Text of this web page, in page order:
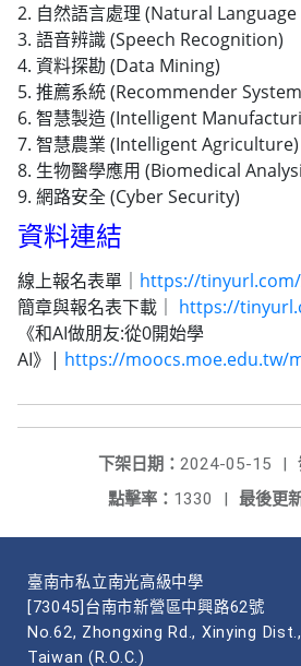
2. 自然語言處理 (Natural
3. 語音辨識 (Speech Recognition)
4. 資料探勘 (Data Mining)
5. 推薦系統 (Recommender
6. 智慧製造 (Intelligent
7. 智慧農業 (Intelligent Agriculture)
8. 生物醫學應用 (Biomedical
9. 網路安全 (Cyber Security)
資料連結
線上報名表單｜ https://
簡章與報名表下載｜ https://
《和AI做朋友:從0開始學
AI》| https://moocs.moe.edu.tw/
下架日期： 2024-05-15
|
最後更
點擊率： 1330 |
臺南市私立南光高級中學
[73045]台南市新營區中興路62號
No.62, Zhongxing Rd., Xinying
Taiwan (R.O.C.)